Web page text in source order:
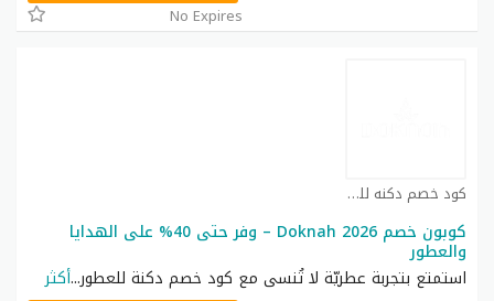
No Expires
كود خصم دكنه للعطور كوبون
كوبون خصم Doknah 2026 – وفر حتى 40% على الهدايا
والعطور
استمتع بتجربة عطريّة لا تُنسى مع كود خصم دكنة للعطور...أكثر